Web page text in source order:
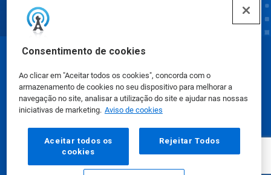
Consentimento de cookies
Ao clicar em "Aceitar todos os cookies", concorda com o
armazenamento de cookies no seu dispositivo para melhorar a
navegação no site, analisar a utilização do site e ajudar nas nossas
iniciativas de marketing. Aviso de cookies
Aceitar todos os
cookies
Rejeitar Todos
Fichas de Informação de Segurança de Produtos
Químicos|Política de Privacidade